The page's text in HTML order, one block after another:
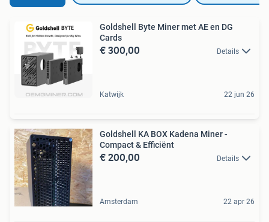
Goldshell Byte Miner met AE en DG
Cards
€ 300,00 Details
Katwijk 22 jun 26
Goldshell KA BOX Kadena Miner -
Compact & Efficiënt
€ 200,00 Details
Amsterdam 22 apr 26